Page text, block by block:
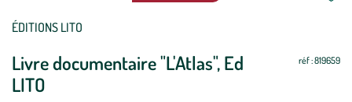
ÉDITIONS LITO
Livre documentaire "L'Atlas", Ed
LITO
réf : 819659